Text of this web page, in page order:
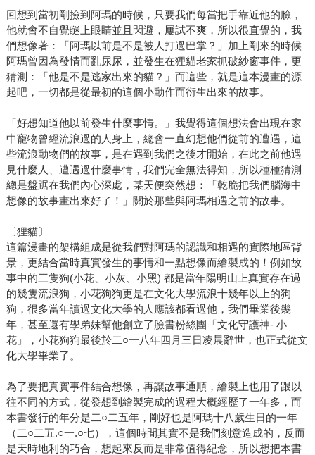
回想到當初剛撿到阿瑪的時候，只要我們每當把手靠近他的臉，
他就會不自覺瞇上眼睛並且閃避，屢試不爽，所以很直覺的，我
們想像著：「阿瑪以前是不是被人打過巴掌？」加上剛來的時候
阿瑪曾因為發情而亂尿尿，並發生在狸貓老家抓破紗窗事件，更
猜測：「他是不是逃家出來的貓？」而這些，就是這本漫畫的源
起吧，一切都是從最初的這個小動作而衍生出來的故事。
「好想知道他以前發生什麼事情。」我覺得這個想法會出現在家
中寵物曾經流浪過的人身上，總會一直幻想他們從前的遭遇，這
些流浪動物們的故事，是在遇到我們之後才開始，在此之前他遇
見什麼人、遭遇過什麼事情，我們完全無法得知，所以種種猜測
總是盤踞在我們內心深處，某天便突然想：「乾脆把我們腦海中
想像的故事畫出來好了！」關於那些與阿瑪相遇之前的故事。
〔狸貓〕
這篇漫畫的架構組成是從我們對阿瑪的認識和相遇的實際地區背
景，更結合當時真實發生的事情和一點想像而繪製成的！例如故
事中的三隻狗(小花、小灰、小黑) 都是當年陽明山上真實存在過
的幾隻流浪狗，小花狗狗更是在文化大學流浪十幾年以上的狗
狗，很多當年讀過文化大學的人應該都看過他，我們畢業後幾
年，甚至還有學弟妹幫他創立了臉書粉絲團「文化守護神- 小
花」，小花狗狗最後於二○一八年四月三日凌晨辭世，也正式從文
化大學畢業了。
為了要把真實事件結合想像，再讓故事通順，繪製上也用了跟以
往不同的方式，從發想到繪製完成的過程大概經歷了一年多，而
本書發行的年分是二○二五年，剛好也是阿瑪十八歲生日的一年
（二○二五.○一.○七），這個時間其實不是我們刻意造成的，反而
是天時地利的巧合，想起來反而是非常值得紀念，所以想把本書